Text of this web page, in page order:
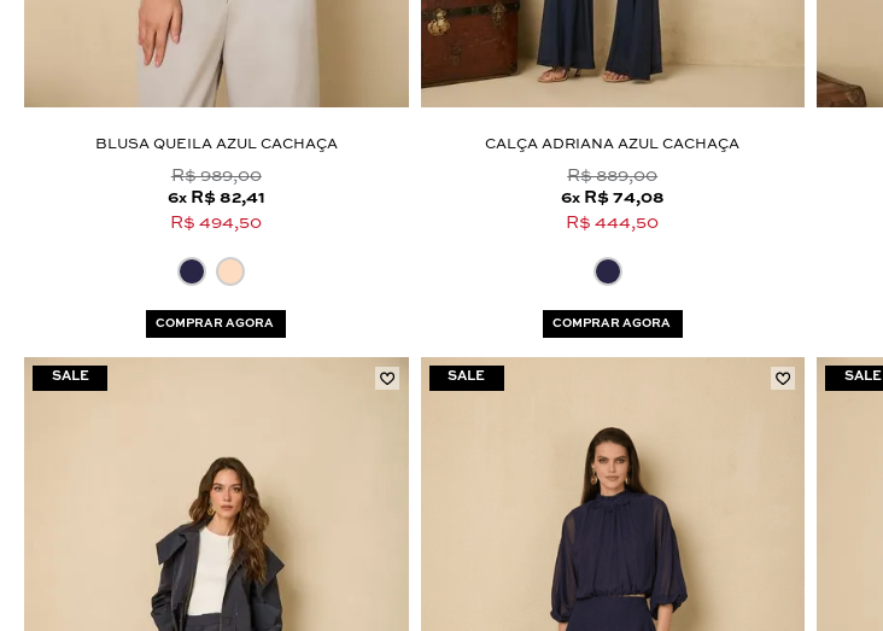
BLUSA QUEILA AZUL CACHAÇA
R$ 989,00
6x R$ 82,41
R$ 494,50
COMPRAR AGORA
CALÇA ADRIANA AZUL CACHAÇA
R$ 889,00
6x R$ 74,08
R$ 444,50
COMPRAR AGORA